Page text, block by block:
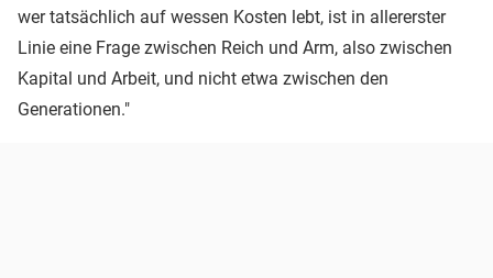
wer tatsächlich auf wessen Kosten lebt, ist in allererster
Linie eine Frage zwischen Reich und Arm, also zwischen
Kapital und Arbeit, und nicht etwa zwischen den
Generationen."